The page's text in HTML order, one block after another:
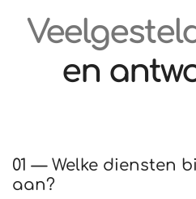
en
01 — Welke diensten
aan?